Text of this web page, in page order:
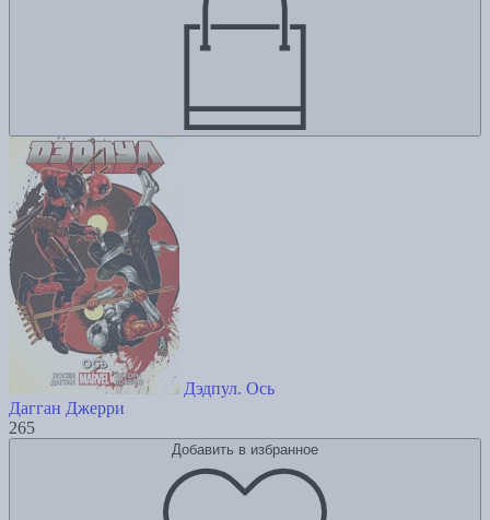
Дэдпул. Ось
Дагган Джерри
265
Добавить в избранное